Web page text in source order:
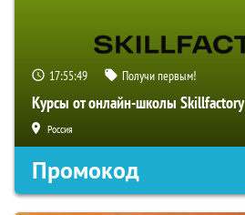
17:55:48 Получи первым!
Курсы от онлайн-школы Skillfactory
Россия
Промокод